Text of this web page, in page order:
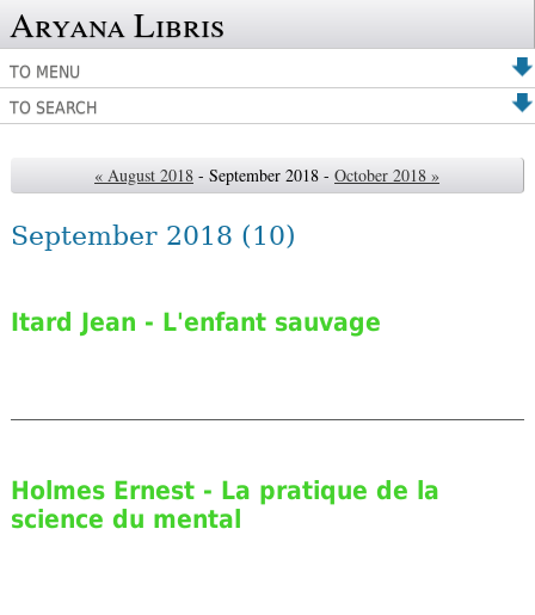
Aryana Libris
TO MENU
TO SEARCH
« August 2018 - September 2018 - October 2018 »
September 2018 (10)
Itard Jean - L'enfant sauvage
Holmes Ernest - La pratique de la
science du mental